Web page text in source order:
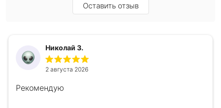
Оставить отзыв
Николай З.
2 августа 2026
Рекомендую